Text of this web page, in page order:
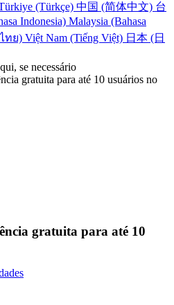
(Türkçe) 中国 (简体中文) 台
Indonesia) Malaysia (Bahasa
ทย) Việt Nam (Tiếng Việt) 日本 (日
se necessário
gratuita para até 10 usuários no
gratuita para até 10